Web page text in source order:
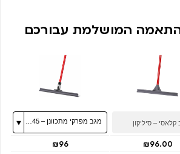
המושלמת עבורכם
₪96.00
₪96